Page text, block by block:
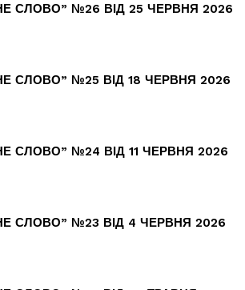
СЛОВО” №26 ВІД 25 ЧЕРВНЯ 2026
СЛОВО” №25 ВІД 18 ЧЕРВНЯ 2026
СЛОВО” №24 ВІД 11 ЧЕРВНЯ 2026
СЛОВО” №23 ВІД 4 ЧЕРВНЯ 2026